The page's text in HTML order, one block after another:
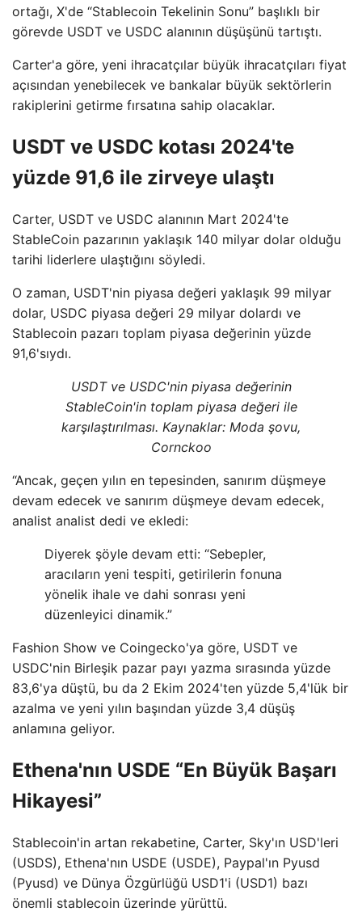
ortağı, X'de “Stablecoin Tekelinin Sonu” başlıklı bir
görevde USDT ve USDC alanının düşüşünü tartıştı.
Carter'a göre, yeni ihracatçılar büyük ihracatçıları fiyat
açısından yenebilecek ve bankalar büyük sektörlerin
rakiplerini getirme fırsatına sahip olacaklar.
USDT ve USDC kotası 2024'te
yüzde 91,6 ile zirveye ulaştı
Carter, USDT ve USDC alanının Mart 2024'te
StableCoin pazarının yaklaşık 140 milyar dolar olduğu
tarihi liderlere ulaştığını söyledi.
O zaman, USDT'nin piyasa değeri yaklaşık 99 milyar
dolar, USDC piyasa değeri 29 milyar dolardı ve
Stablecoin pazarı toplam piyasa değerinin yüzde
91,6'sıydı.
USDT ve USDC'nin piyasa değerinin
StableCoin'in toplam piyasa değeri ile
karşılaştırılması. Kaynaklar: Moda şovu,
Cornckoo
“Ancak, geçen yılın en tepesinden, sanırım düşmeye
devam edecek ve sanırım düşmeye devam edecek,
analist analist dedi ve ekledi:
Diyerek şöyle devam etti: “Sebepler,
aracıların yeni tespiti, getirilerin fonuna
yönelik ihale ve dahi sonrası yeni
düzenleyici dinamik.”
Fashion Show ve Coingecko'ya göre, USDT ve
USDC'nin Birleşik pazar payı yazma sırasında yüzde
83,6'ya düştü, bu da 2 Ekim 2024'ten yüzde 5,4'lük bir
azalma ve yeni yılın başından yüzde 3,4 düşüş
anlamına geliyor.
Ethena'nın USDE “En Büyük Başarı
Hikayesi”
Stablecoin'in artan rekabetine, Carter, Sky'ın USD'leri
(USDS), Ethena'nın USDE (USDE), Paypal'ın Pyusd
(Pyusd) ve Dünya Özgürlüğü USD1'i (USD1) bazı
önemli stablecoin üzerinde yürüttü.